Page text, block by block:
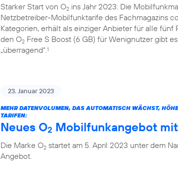
Starker Start von O2 ins Jahr 2023: Die
Netzbetreiber-Mobilfunktarife des Fachmagazins
Kategorien, erhält als einziger Anbieter für alle fünf
den O2 Free S Boost (6 GB) für Wenignutzer gibt
„überragend“.1
23. Januar 2023
MEHR DATENVOLUMEN, DAS AUTOMATISCH WÄCHST,
TARIFEN:
Neues O2 Mobilfunkangebot
Die Marke O2 startet am 5. April 2023 unter dem
Angebot.